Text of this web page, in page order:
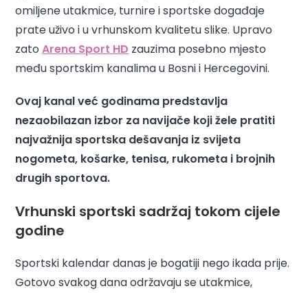
omiljene utakmice, turnire i sportske događaje
prate uživo i u vrhunskom kvalitetu slike. Upravo
zatoArena Sport HD zauzima posebno mjesto
među sportskim kanalima u Bosni i Hercegovini.
Ovaj kanal već godinama predstavlja
nezaobilazan izbor za navijače koji žele pratiti
najvažnija sportska dešavanja iz svijeta
nogometa, košarke, tenisa, rukometa i brojnih
drugih sportova.
Vrhunski sportski sadržaj tokom cijele
godine
Sportski kalendar danas je bogatiji nego ikada prije.
Gotovo svakog dana održavaju se utakmice,